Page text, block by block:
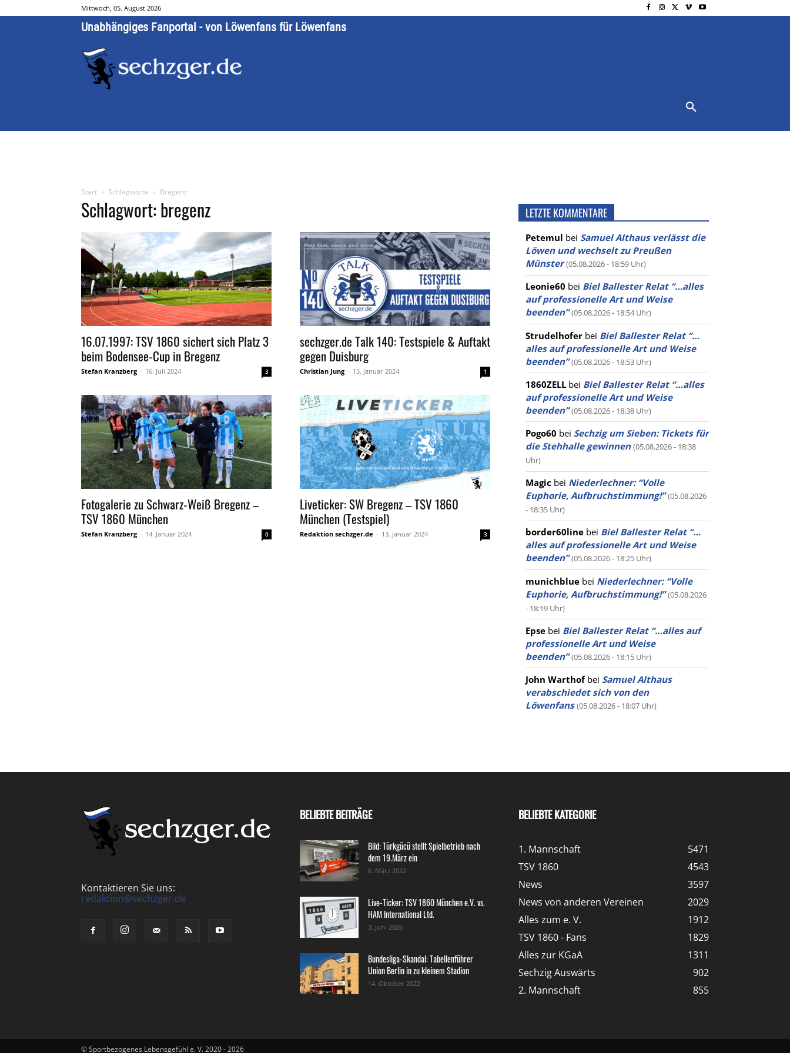
Mittwoch, 05. August 2026
Unabhängiges Fanportal - von Löwenfans für Löwenfans
Start Schlagworte Bregenz
Schlagwort: bregenz
16.07.1997: TSV 1860 sichert sich Platz 3
beim Bodensee-Cup in Bregenz
Stefan Kranzberg - 16. Juli 2024 3
sechzger.de Talk 140: Testspiele & Auftakt
gegen Duisburg
Christian Jung - 15. Januar 2024 1
Fotogalerie zu Schwarz-Weiß Bregenz –
TSV 1860 München
Stefan Kranzberg - 14. Januar 2024 0
Liveticker: SW Bregenz – TSV 1860
München (Testspiel)
Redaktion sechzger.de - 13. Januar 2024 3
LETZTE KOMMENTARE
Petemul bei Samuel Althaus verlässt die
Löwen und wechselt zu Preußen
Münster (05.08.2026 - 18:59 Uhr)
Leonie60 bei Biel Ballester Relat “…alles
auf professionelle Art und Weise
beenden” (05.08.2026 - 18:54 Uhr)
Strudelhofer bei Biel Ballester Relat “…
alles auf professionelle Art und Weise
beenden” (05.08.2026 - 18:53 Uhr)
1860ZELL bei Biel Ballester Relat “…alles
auf professionelle Art und Weise
beenden” (05.08.2026 - 18:38 Uhr)
Pogo60 bei Sechzig um Sieben: Tickets für
die Stehhalle gewinnen (05.08.2026 - 18:38
Uhr)
Magic bei Niederlechner: “Volle
Euphorie, Aufbruchstimmung!” (05.08.2026
- 18:35 Uhr)
border60line bei Biel Ballester Relat “…
alles auf professionelle Art und Weise
beenden” (05.08.2026 - 18:25 Uhr)
munichblue bei Niederlechner: “Volle
Euphorie, Aufbruchstimmung!” (05.08.2026
- 18:19 Uhr)
Epse bei Biel Ballester Relat “…alles auf
professionelle Art und Weise
beenden” (05.08.2026 - 18:15 Uhr)
John Warthofbei Samuel Althaus
verabschiedet sich von den
Löwenfans (05.08.2026 - 18:07 Uhr)
Kontaktieren Sie uns:
redaktion@sechzger.de
BELIEBTE BEITRÄGE
Bild: Türkgücü stellt Spielbetrieb nach
dem 19.März ein
6. März 2022
Live-Ticker: TSV 1860 München e.V. vs.
HAM International Ltd.
3. Juni 2026
Bundesliga-Skandal: Tabellenführer
Union Berlin in zu kleinem Stadion
14. Oktober 2022
BELIEBTE KATEGORIE
1. Mannschaft
5471
TSV 1860
4543
News
3597
News von anderen Vereinen
2029
Alles zum e. V.
1912
TSV 1860 - Fans
1829
Alles zur KGaA
1311
Sechzig Auswärts
902
2. Mannschaft
855
© Sportbezogenes Lebensgefühl e. V. 2020 - 2026